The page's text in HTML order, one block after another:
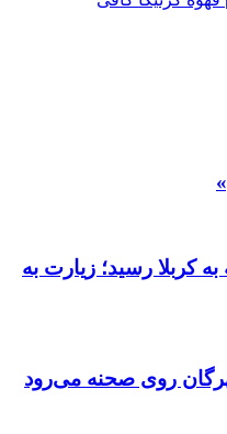
کربلا رسید؛ زیارت به
روی صحنه می‌رود